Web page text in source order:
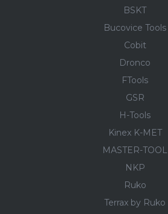
BSKT
Bucovice Tools
Cobit
Dronco
FTools
GSR
H-Tools
Kinex K-MET
MASTER-TOOL
NKP
Ruko
Terrax by Ruko